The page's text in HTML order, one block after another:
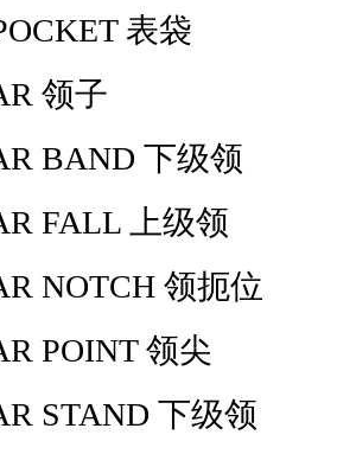
表袋
领子
BAND 下级领
FALL 上级领
领扼位
POINT 领尖
STAND 下级领